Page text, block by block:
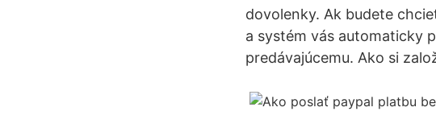
dovolenky. Ak budete
a systém vás automaticky
predávajúcemu. Ako si